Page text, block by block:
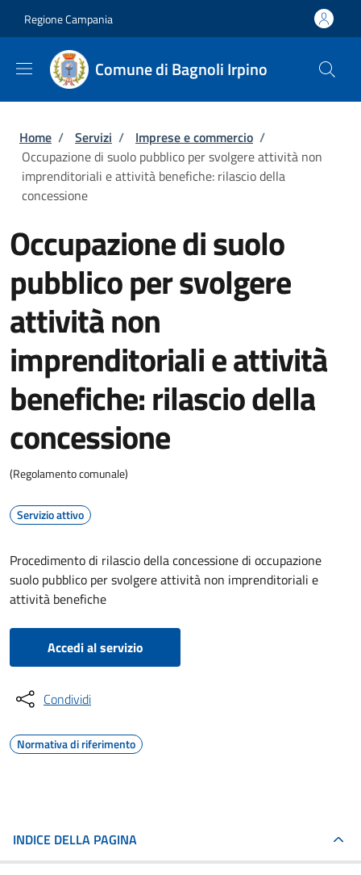
Regione Campania
Comune di Bagnoli Irpino
Briciole di pane
Home / Servizi / Imprese e commercio /
Occupazione di suolo pubblico per svolgere attività non
imprenditoriali e attività benefiche: rilascio della
concessione
Occupazione di suolo
pubblico per svolgere
attività non
imprenditoriali e attività
benefiche: rilascio della
concessione
(Regolamento comunale)
Servizio attivo
Procedimento di rilascio della concessione di occupazione
suolo pubblico per svolgere attività non imprenditoriali e
attività benefiche
Accedi al servizio
Condividi
Normativa di riferimento
INDICE DELLA PAGINA